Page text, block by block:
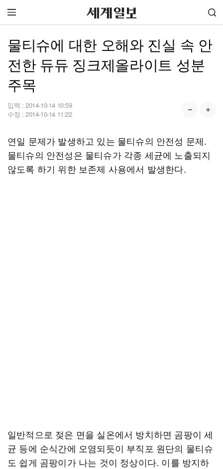
물티슈에 대한 오해와 진실 속 안
전한 듀듀 징크제올라이트 성분
주목
입력 : 2014-10-14 10:59
수정 : 2014-10-14 11:22
연일 문제가 발생하고 있는 물티슈의 안전성 문제.
물티슈의 안전성은 물티슈가 각종 세균에 노출되지
않도록 하기 위한 보존제 사용에서 발생한다.
일반적으로 젖은 면을 실온에서 방치하면 곰팡이 세
균 등에 순식간에 오염되듯이 부직포 원단의 물티슈
도 쉽게 곰팡이가 나는 것이 정상이다. 이를 방지하